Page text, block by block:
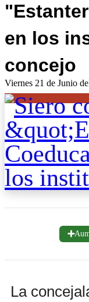
en los
concejo
Viernes 21 de Junio
➕
La